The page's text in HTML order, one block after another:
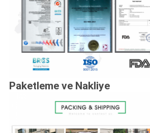
Paketleme ve Nakliye